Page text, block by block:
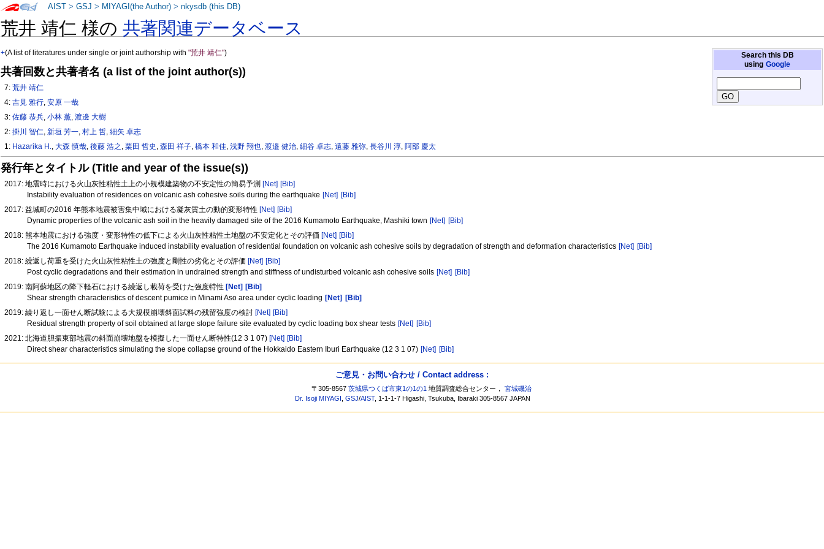
荒井 靖仁 様の共著関連データベース
Search this DB
using Google
+(A list of literatures under single or joint authorship with"荒井 靖仁")
共著回数と共著者名 (a list of the joint author(s))
7:荒井 靖仁
4:吉見 雅行,安原 一哉
3:佐藤 恭兵,小林 薫,渡邊 大樹
2:掛川 智仁,新垣 芳一,村上 哲,細矢 卓志
1: Hazarika H.,大森 慎哉,後藤 浩之 ,栗田 哲史 ,森田 祥子,橋本 和佳,浅野 翔也,渡邉 健治,細谷 卓志,遠藤 雅弥,長谷川 淳, 阿部 慶太
発行年とタイトル (Title and year of the issue(s))
2017: 地震時における火山灰性粘性土上の小規模建築物の不安定性の簡易予測 [Net] [Bib]
Instability evaluation of residences on volcanic ash cohesive soils during the earthquake [Net] [Bib]
2017: 益城町の2016 年熊本地震被害集中域における凝灰質土の動的変形特性 [Net] [Bib]
Dynamic properties of the volcanic ash soil in the heavily damaged site of the 2016 Kumamoto Earthquake, Mashiki town [Net] [Bib]
2018: 熊本地震における強度・変形特性の低下による火山灰性粘性土地盤の不安定化とその評価 [Net] [Bib]
The 2016 Kumamoto Earthquake induced instability evaluation of residential foundation on volcanic ash cohesive soils by degradation of strength and deformation characteristics [Net] [Bib]
2018: 繰返し荷重を受けた火山灰性粘性土の強度と剛性の劣化とその評価 [Net] [Bib]
Post cyclic degradations and their estimation in undrained strength and stiffness of undisturbed volcanic ash cohesive soils [Net] [Bib]
2019: 南阿蘇地区の降下軽石における繰返し載荷を受けた強度特性 [Net] [Bib]
Shear strength characteristics of descent pumice in Minami Aso area under cyclic loading [Net]
[Bib]
2019: 繰り返し一面せん断試験による大規模崩壊斜面試料の残留強度の検討 [Net] [Bib]
Residual strength property of soil obtained at large slope failure site evaluated by cyclic loading box shear tests [Net] [Bib]
2021: 北海道胆振東部地震の斜面崩壊地盤を模擬した一面せん断特性(12 3 1 07) [Net] [Bib]
Direct shear characteristics simulating the slope collapse ground of the Hokkaido Eastern Iburi Earthquake (12 3 1 07) [Net] [Bib]
AIST >GSJ > MIYAGI(the Author) >nkysdb (this DB)
ご意見・お問い合わせ / Contact address :
〒305-8567茨城県つくば市東1の1の1 地質調査総合センター，宮城磯治
Dr. Isoji MIYAGI ,GSJ/AIST, 1-1-1-7 Higashi, Tsukuba, Ibaraki 305-8567 JAPAN